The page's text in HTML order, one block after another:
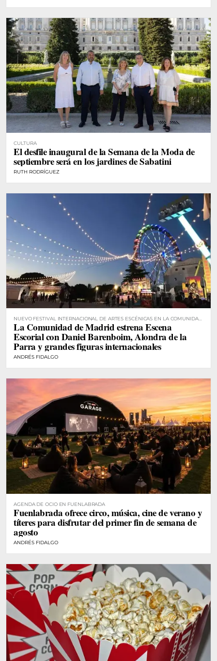
CULTURA
El desfile inaugural de la Semana de la Moda de
septiembre será en los jardines de Sabatini
RUTH RODRÍGUEZ
NUEVO FESTIVAL INTERNACIONAL DE ARTES ESCÉNICAS EN LA COMUNIDAD
DE MADRID
La Comunidad de Madrid estrena Escena
Escorial con Daniel Barenboim, Alondra de la
Parra y grandes figuras internacionales
ANDRÉS FIDALGO
AGENDA DE OCIO EN FUENLABRADA
Fuenlabrada ofrece circo, música, cine de verano y
títeres para disfrutar del primer fin de semana de
agosto
ANDRÉS FIDALGO